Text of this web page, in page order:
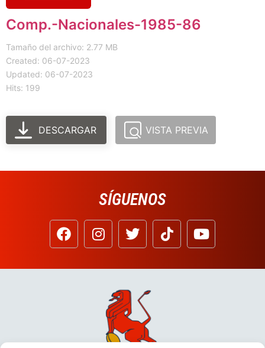
Comp.-Nacionales-1985-86
Tamaño del archivo: 2.77 MB
Created: 06-07-2023
Updated: 06-07-2023
Hits: 199
DESCARGAR VISTA PREVIA
SÍGUENOS